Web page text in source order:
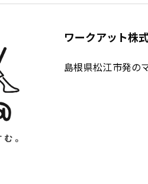
ワークアット株
島根県松江市発の